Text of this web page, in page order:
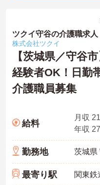
ツクイ守谷の介護職求人
株式会社ツクイ
【茨城県／守谷
経験者OK！日勤
介護職員募集
給料
月収
勤務地 茨城県
最寄り駅